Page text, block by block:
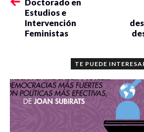
Doctorado en
Estudios e
Intervención
Feministas
TE PUEDE